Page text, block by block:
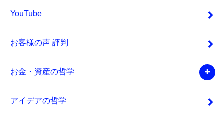
YouTube
お客様の声 評判
お金・資産の哲学
アイデアの哲学